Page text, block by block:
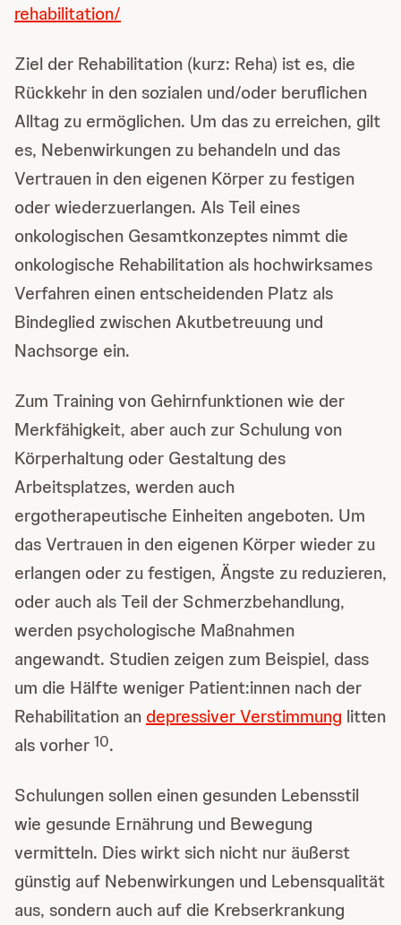
rehabilitation/
Ziel der Rehabilitation (kurz: Reha) ist es, die
Rückkehr in den sozialen und/oder beruflichen
Alltag zu ermöglichen. Um das zu erreichen, gilt
es, Nebenwirkungen zu behandeln und das
Vertrauen in den eigenen Körper zu festigen
oder wiederzuerlangen. Als Teil eines
onkologischen Gesamtkonzeptes nimmt die
onkologische Rehabilitation als hochwirksames
Verfahren einen entscheidenden Platz als
Bindeglied zwischen Akutbetreuung und
Nachsorge ein.
Zum Training von Gehirnfunktionen wie der
Merkfähigkeit, aber auch zur Schulung von
Körperhaltung oder Gestaltung des
Arbeitsplatzes, werden auch
ergotherapeutische Einheiten angeboten. Um
das Vertrauen in den eigenen Körper wieder zu
erlangen oder zu festigen, Ängste zu reduzieren,
oder auch als Teil der Schmerzbehandlung,
werden psychologische Maßnahmen
angewandt. Studien zeigen zum Beispiel, dass
um die Hälfte weniger Patient:innen nach der
Rehabilitation an depressiver Verstimmung litten
als vorher 10.
Schulungen sollen einen gesunden Lebensstil
wie gesunde Ernährung und Bewegung
vermitteln. Dies wirkt sich nicht nur äußerst
günstig auf Nebenwirkungen und Lebensqualität
aus, sondern auch auf die Krebserkrankung